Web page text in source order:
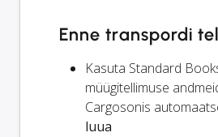
Enne transpordi
Kasuta Standard
müügitellimuse
Cargosonis
luua